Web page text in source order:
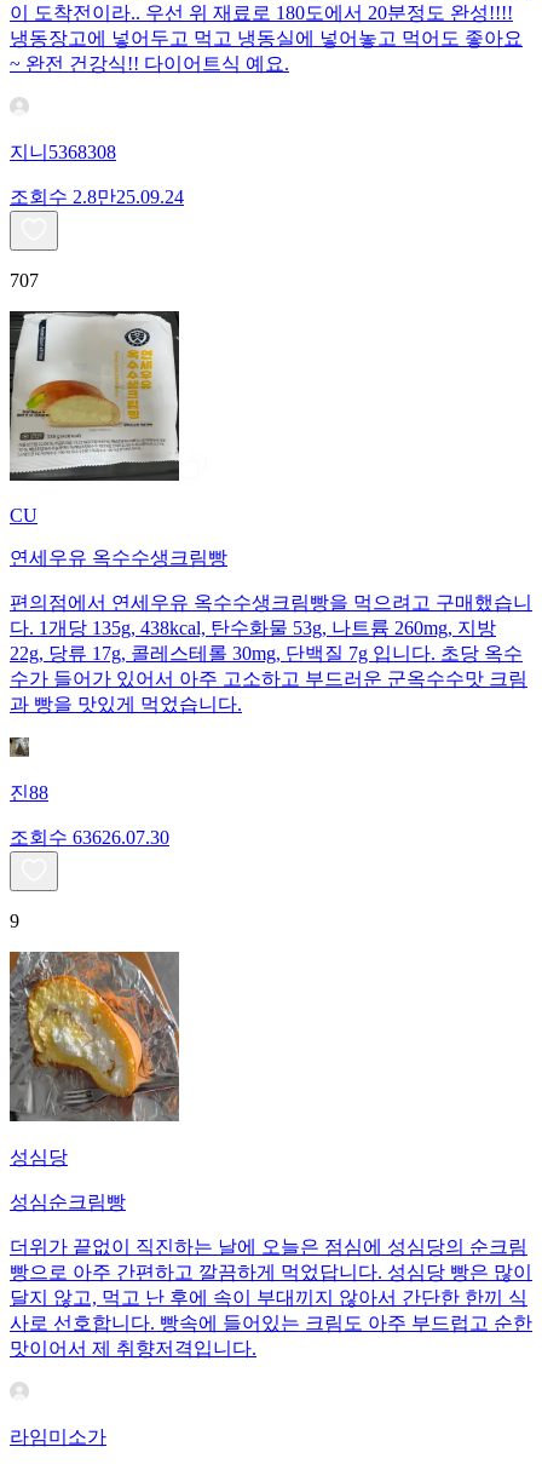
이 도착전이라.. 우선 위 재료로 180도에서 20분정도 완성!!!!
냉동장고에 넣어두고 먹고 냉동실에 넣어놓고 먹어도 좋아요
~ 완전 건강식!! 다이어트식 예요.
지니5368308
조회수 2.8만25.09.24
707
CU
연세우유 옥수수생크림빵
편의점에서 연세우유 옥수수생크림빵을 먹으려고 구매했습니
다. 1개당 135g, 438kcal, 탄수화물 53g, 나트륨 260mg, 지방
22g, 당류 17g, 콜레스테롤 30mg, 단백질 7g 입니다. 초당 옥수
수가 들어가 있어서 아주 고소하고 부드러운 군옥수수맛 크림
과 빵을 맛있게 먹었습니다.
진88
조회수 63626.07.30
9
성심당
성심순크림빵
더위가 끝없이 직진하는 날에 오늘은 점심에 성심당의 순크림
빵으로 아주 간편하고 깔끔하게 먹었답니다. 성심당 빵은 많이
달지 않고, 먹고 난 후에 속이 부대끼지 않아서 간단한 한끼 식
사로 선호합니다. 빵속에 들어있는 크림도 아주 부드럽고 순한
맛이어서 제 취향저격입니다.
라임미소가